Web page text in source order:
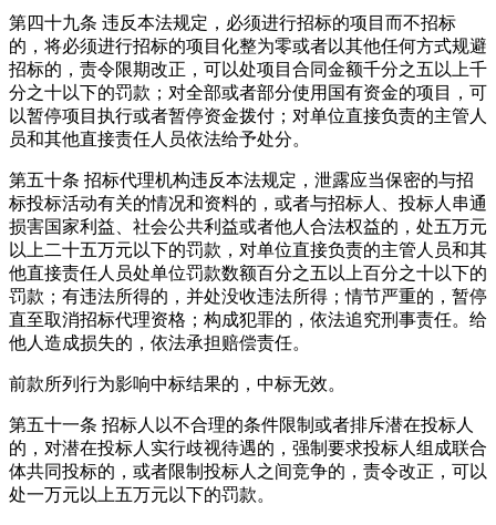
第四十九条 违反本法规定，必须进行招标的项目而不招标
的，将必须进行招标的项目化整为零或者以其他任何方式规避
招标的，责令限期改正，可以处项目合同金额千分之五以上千
分之十以下的罚款；对全部或者部分使用国有资金的项目，可
以暂停项目执行或者暂停资金拨付；对单位直接负责的主管人
员和其他直接责任人员依法给予处分。
第五十条 招标代理机构违反本法规定，泄露应当保密的与招
标投标活动有关的情况和资料的，或者与招标人、投标人串通
损害国家利益、社会公共利益或者他人合法权益的，处五万元
以上二十五万元以下的罚款，对单位直接负责的主管人员和其
他直接责任人员处单位罚款数额百分之五以上百分之十以下的
罚款；有违法所得的，并处没收违法所得；情节严重的，暂停
直至取消招标代理资格；构成犯罪的，依法追究刑事责任。给
他人造成损失的，依法承担赔偿责任。
前款所列行为影响中标结果的，中标无效。
第五十一条 招标人以不合理的条件限制或者排斥潜在投标人
的，对潜在投标人实行歧视待遇的，强制要求投标人组成联合
体共同投标的，或者限制投标人之间竞争的，责令改正，可以
处一万元以上五万元以下的罚款。